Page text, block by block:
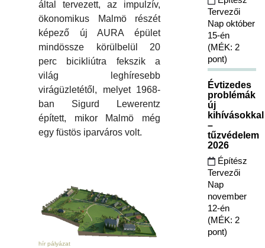
által tervezett, az impulzív,
ökonomikus Malmö részét
képező új AURA épület
mindössze körülbelül 20
perc bicikliútra fekszik a
világ leghíresebb
virágüzletétől, melyet 1968-
ban Sigurd Lewerentz
épített, mikor Malmö még
egy füstös iparváros volt.
hír pályázat
Tervezői
Nap október
15-én
(MÉK: 2
pont)
Évtizedes
problémák
új
kihívásokkal
–
tűzvédelem
2026
Építész
Tervezői
Nap
november
12-én
(MÉK: 2
pont)